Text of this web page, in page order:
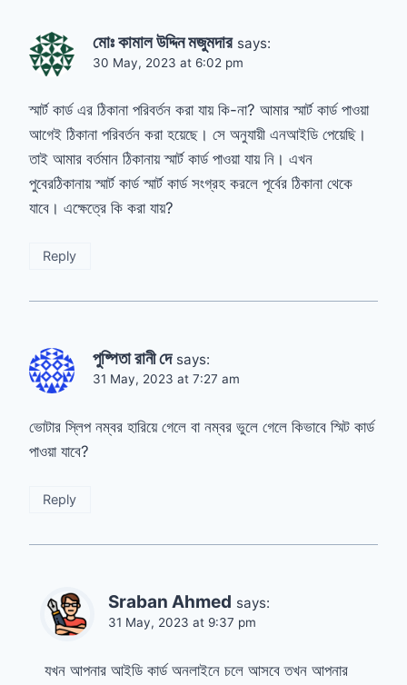
মোঃ কামাল উদ্দিন মজুমদার says:
30 May, 2023 at 6:02 pm
স্মার্ট কার্ড এর ঠিকানা পরিবর্তন করা যায় কি-না? আমার স্মার্ট কার্ড পাওয়া
আগেই ঠিকানা পরিবর্তন করা হয়েছে। সে অনুযায়ী এনআইডি পেয়েছি।
তাই আমার বর্তমান ঠিকানায় স্মার্ট কার্ড পাওয়া যায় নি। এখন
পুবেরঠিকানায় স্মার্ট কার্ড স্মার্ট কার্ড সংগ্রহ করলে পূর্বের ঠিকানা থেকে
যাবে। এক্ষেত্রে কি করা যায়?
Reply
পুষ্পিতা রানী দে says:
31 May, 2023 at 7:27 am
ভোটার স্লিপ নম্বর হারিয়ে গেলে বা নম্বর ভুলে গেলে কিভাবে স্মিট কার্ড
পাওয়া যাবে?
Reply
Sraban Ahmed says:
31 May, 2023 at 9:37 pm
যখন আপনার আইডি কার্ড অনলাইনে চলে আসবে তখন আপনার